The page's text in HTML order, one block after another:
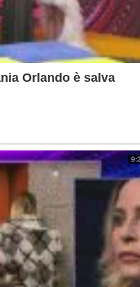
Orlando è salva